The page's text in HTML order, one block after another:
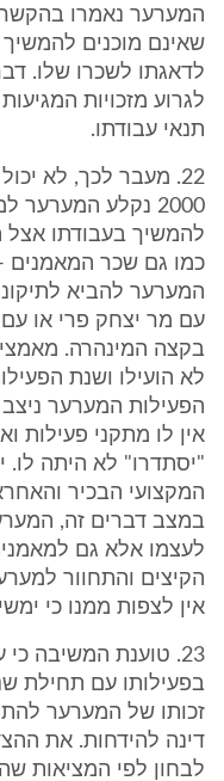
המערער נאמרו
שאינם מוכנים
לדאגתו לשכרו שלו.
לגרוע מזכויות
תנאי עבודתו.
22. מעבר לכך, לא
2000 נקלע
להמשיך בעבודתו
כמו גם שכר המאמנים -
המערער להביא
עם מר יצחק פרי או
בקצה המינהרה.
לא הועילו ושנת
הפעילות המערער
אין לו מתקני פעילות
"יסתדרו" לא היתה לו.
המקצועי הבכיר
במצב דברים זה,
לעצמו אלא גם
הקיצים והתחוור
אין לצפות ממנו כי
23. טוענת המשיבה
בפעילותו עם תחילת
זכותו של המערער
דינה להידחות. את
לבחון לפי המציאות